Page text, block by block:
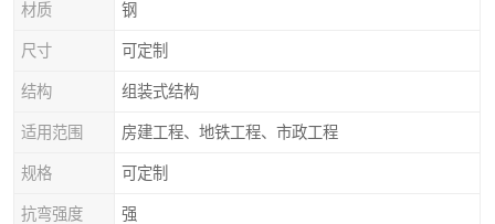
材质 钢
尺寸 可定制
结构 组装式结构
适用范围 房建工程、地铁工程、市政工程
规格 可定制
抗弯强度 强